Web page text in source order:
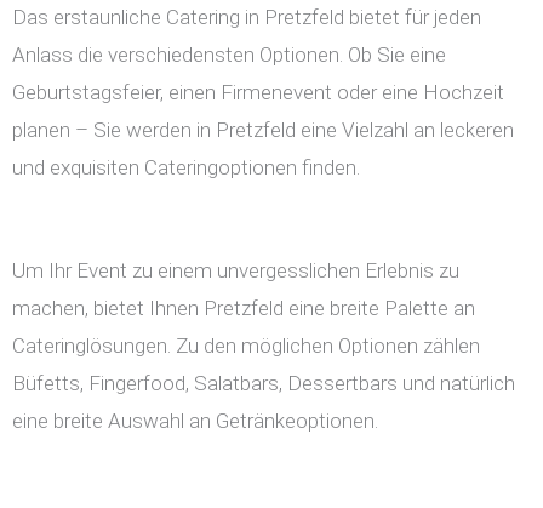
Das erstaunliche Catering in Pretzfeld bietet für jeden
Anlass die verschiedensten Optionen. Ob Sie eine
Geburtstagsfeier, einen Firmenevent oder eine Hochzeit
planen – Sie werden in Pretzfeld eine Vielzahl an leckeren
und exquisiten Cateringoptionen finden.
Um Ihr Event zu einem unvergesslichen Erlebnis zu
machen, bietet Ihnen Pretzfeld eine breite Palette an
Cateringlösungen. Zu den möglichen Optionen zählen
Büfetts, Fingerfood, Salatbars, Dessertbars und natürlich
eine breite Auswahl an Getränkeoptionen.